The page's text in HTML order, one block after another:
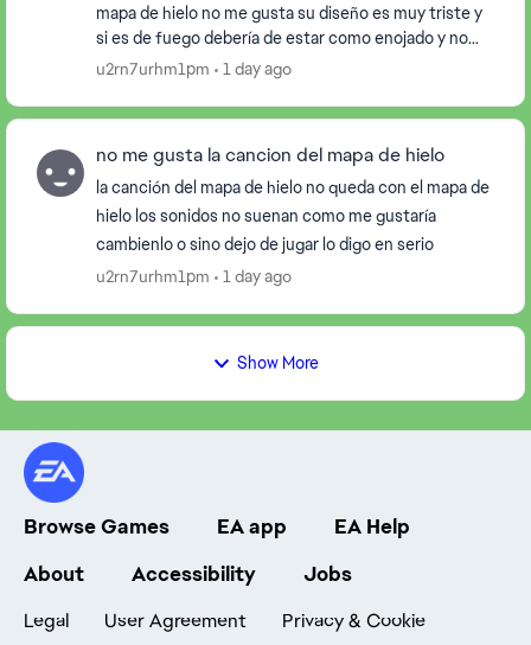
mapa de hielo no me gusta su diseño es muy triste y
si es de fuego debería de estar como enojado y no
triste y eso me deprime y no me dan ga...
u2rn7urhm1pm 1 day ago
no me gusta la cancion del mapa de hielo
la canción del mapa de hielo no queda con el mapa de
hielo los sonidos no suenan como me gustaría
cambienlo o sino dejo de jugar lo digo en serio
u2rn7urhm1pm
1 day ago
Show More
Browse Games EA app
EA Help
About
Accessibility Jobs
Legal User Agreement Privacy & Cookie